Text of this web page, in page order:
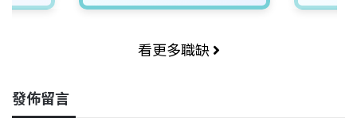
看更多職缺
發佈留言